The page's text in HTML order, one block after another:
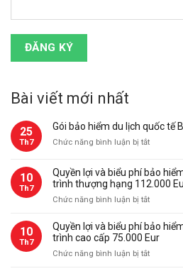
Bài viết mới nhất
25
Th7
Gói bảo hiểm du lịch quốc tế
Chức năng bình luận bị tắtở
bảo
hiểm
du
lịch
tế
Bảo
Minh
10
Th7
Quyền lợi và biểu phí bảo
trình thượng hạng 112.000
Chức năng bình luận bị tắtở
lợi
và
phí
10
Th7
Quyền lợi và biểu phí bảo
trình cao cấp 75.000 Eur
Chức năng bình luận bị tắtở